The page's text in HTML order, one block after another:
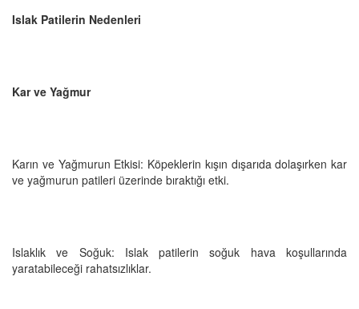
Islak Patilerin Nedenleri
Kar ve Yağmur
Karın ve Yağmurun Etkisi: Köpeklerin kışın dışarıda dolaşırken kar
ve yağmurun patileri üzerinde bıraktığı etki.
Islaklık ve Soğuk: Islak patilerin soğuk hava koşullarında
yaratabileceği rahatsızlıklar.